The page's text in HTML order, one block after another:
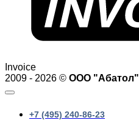
Invoice
2009 - 2026 © ООО "Абатол"
+7 (495) 240-86-23